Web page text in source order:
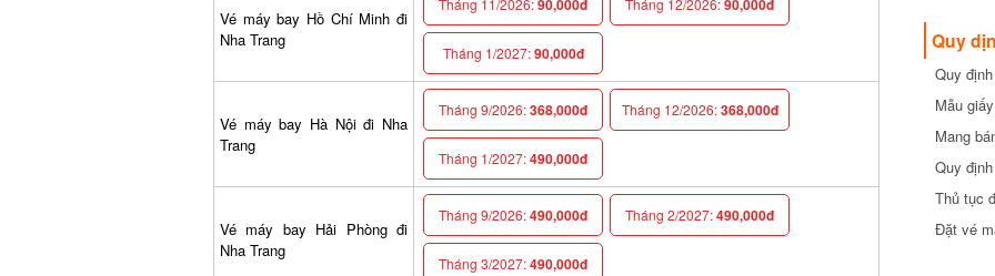
Vé máy bay Hồ Chí Minh đi
Nha Trang
Tháng 11/2026:90,000đ Tháng 12/2026:90,000đ
Tháng 1/2027:90,000đ
Vé máy bay Hà Nội đi Nha
Trang
Tháng 9/2026:368,000đ Tháng 12/2026:368,000đ
Tháng 1/2027:490,000đ
Vé máy bay Hải Phòng đi
Nha Trang
Tháng 9/2026:490,000đ Tháng 2/2027:490,000đ
Tháng 3/2027:490,000đ
Quy
Quy
cần biết
Mẫu
Mang
Quy
Thủ tục
Đặt vé